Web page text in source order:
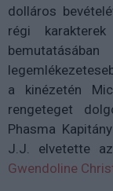
dolláros
régi
a kinézetén
rengeteget
Phasma
J.J. elvetette
Gwendoline